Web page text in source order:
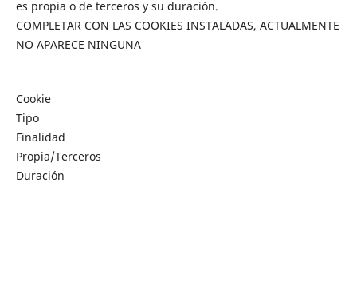
es propia o de terceros y su duración.
COMPLETAR CON LAS COOKIES INSTALADAS, ACTUALMENTE
NO APARECE NINGUNA
Cookie
Tipo
Finalidad
Propia/Terceros
Duración